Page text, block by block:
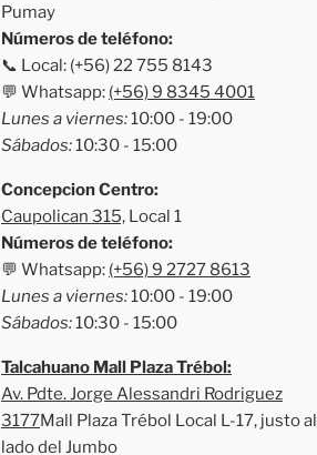
Pumay
Números de teléfono:
📞 Local: (+56) 22 755 8143
💬 Whatsapp: (+56) 9 8345 4001
Lunes a viernes:10:00 - 19:00
Sábados:10:30 - 15:00
Concepcion Centro:
Caupolican 315, Local 1
Números de teléfono:
💬 Whatsapp: (+56) 9 2727 8613
Lunes a viernes:10:00 - 19:00
Sábados:10:30 - 15:00
Talcahuano Mall Plaza Trébol:
Av. Pdte. Jorge Alessandri Rodriguez
3177Mall Plaza Trébol Local L-17, justo al
lado del Jumbo